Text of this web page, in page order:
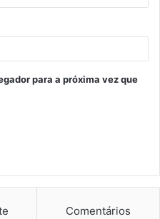
para a próxima vez que
Comentários